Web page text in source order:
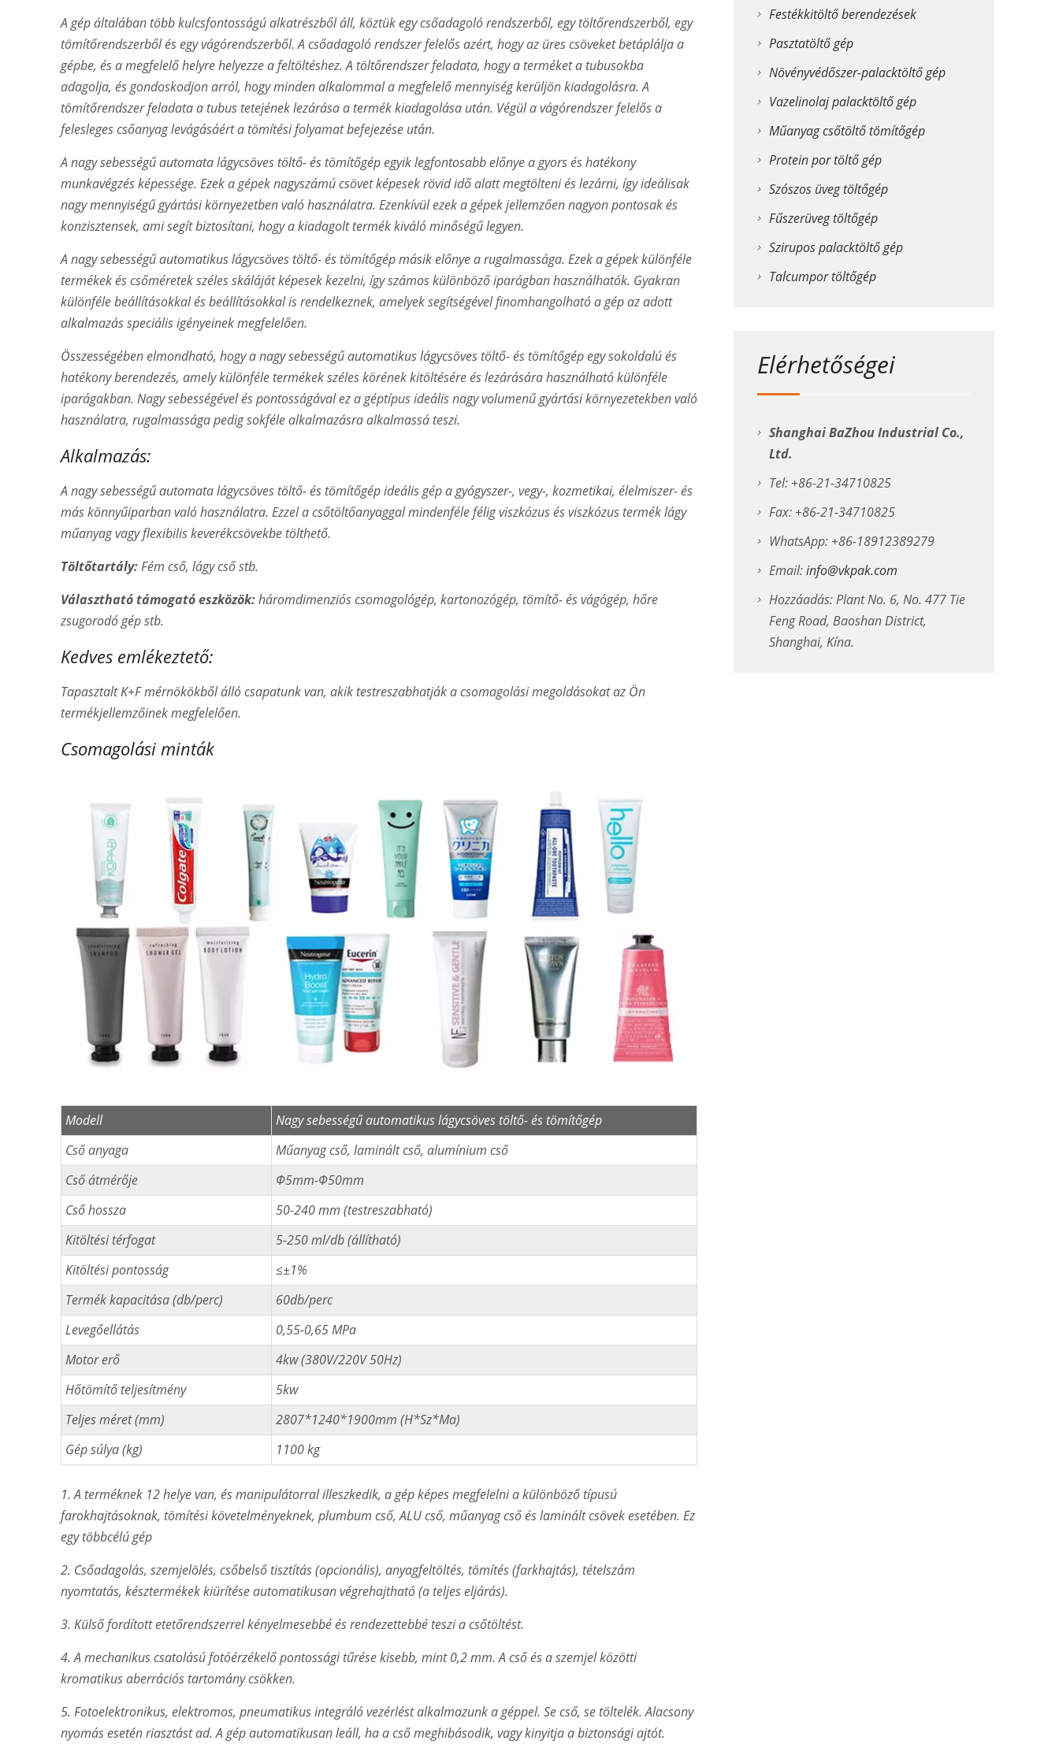
A gép általában több kulcsfontosságú alkatrészből áll, köztük egy csőadagoló rendszerből, egy töltőrendszerből, egy
tömítőrendszerből és egy vágórendszerből. A csőadagoló rendszer felelős azért, hogy az üres csöveket betáplálja a
gépbe, és a megfelelő helyre helyezze a feltöltéshez. A töltőrendszer feladata, hogy a terméket a tubusokba
adagolja, és gondoskodjon arról, hogy minden alkalommal a megfelelő mennyiség kerüljön kiadagolásra. A
tömítőrendszer feladata a tubus tetejének lezárása a termék kiadagolása után. Végül a vágórendszer felelős a
felesleges csőanyag levágásáért a tömítési folyamat befejezése után.
A nagy sebességű automata lágycsöves töltő- és tömítőgép egyik legfontosabb előnye a gyors és hatékony
munkavégzés képessége. Ezek a gépek nagyszámú csövet képesek rövid idő alatt megtölteni és lezárni, így ideálisak
nagy mennyiségű gyártási környezetben való használatra. Ezenkívül ezek a gépek jellemzően nagyon pontosak és
konzisztensek, ami segít biztosítani, hogy a kiadagolt termék kiváló minőségű legyen.
A nagy sebességű automatikus lágycsöves töltő- és tömítőgép másik előnye a rugalmassága. Ezek a gépek különféle
termékek és csőméretek széles skáláját képesek kezelni, így számos különböző iparágban használhatók. Gyakran
különféle beállításokkal és beállításokkal is rendelkeznek, amelyek segítségével finomhangolható a gép az adott
alkalmazás speciális igényeinek megfelelően.
Összességében elmondható, hogy a nagy sebességű automatikus lágycsöves töltő- és tömítőgép egy sokoldalú és
hatékony berendezés, amely különféle termékek széles körének kitöltésére és lezárására használható különféle
iparágakban. Nagy sebességével és pontosságával ez a géptípus ideális nagy volumenű gyártási környezetekben való
használatra, rugalmassága pedig sokféle alkalmazásra alkalmassá teszi.
Alkalmazás:
A nagy sebességű automata lágycsöves töltő- és tömítőgép ideális gép a gyógyszer-, vegy-, kozmetikai, élelmiszer- és
más könnyűiparban való használatra. Ezzel a csőtöltőanyaggal mindenféle félig viszkózus és viszkózus termék lágy
műanyag vagy flexibilis keverékcsövekbe tölthető.
Töltőtartály:Fém cső, lágy cső stb.
Választható támogató eszközök:háromdimenziós csomagológép, kartonozógép, tömítő- és vágógép, hőre
zsugorodó gép stb.
Kedves emlékeztető:
Tapasztalt K+F mérnökökből álló csapatunk van, akik testreszabhatják a csomagolási megoldásokat az Ön
termékjellemzőinek megfelelően.
Csomagolási minták
Modell
Nagy sebességű automatikus lágycsöves töltő- és tömítőgép
Cső anyaga
Műanyag cső, laminált cső, alumínium cső
Cső átmérője
Φ5mm-Φ50mm
Cső hossza
50-240 mm (testreszabható)
Kitöltési térfogat
5-250 ml/db (állítható)
Kitöltési pontosság
≤±1%
Termék kapacitása (db/perc)
60db/perc
Levegőellátás
0,55-0,65 MPa
Motor erő
4kw (380V/220V 50Hz)
Hőtömítő teljesítmény
5kw
Teljes méret (mm)
2807*1240*1900mm (H*Sz*Ma)
Gép súlya (kg)
1100 kg
1. A terméknek 12 helye van, és manipulátorral illeszkedik, a gép képes megfelelni a különböző típusú
farokhajtásoknak, tömítési követelményeknek, plumbum cső, ALU cső, műanyag cső és laminált csövek esetében. Ez
egy többcélú gép
2. Csőadagolás, szemjelölés, csőbelső tisztítás (opcionális), anyagfeltöltés, tömítés (farkhajtás), tételszám
nyomtatás, késztermékek kiürítése automatikusan végrehajtható (a teljes eljárás).
3. Külső fordított etetőrendszerrel kényelmesebbé és rendezettebbé teszi a csőtöltést.
4. A mechanikus csatolású fotóérzékelő pontossági tűrése kisebb, mint 0,2 mm. A cső és a szemjel közötti
kromatikus aberrációs tartomány csökken.
5. Fotoelektronikus, elektromos, pneumatikus integráló vezérlést alkalmazunk a géppel. Se cső, se töltelék. Alacsony
nyomás esetén riasztást ad. A gép automatikusan leáll, ha a cső meghibásodik, vagy kinyitja a biztonsági ajtót.
Festékkitöltő berendezések
Pasztatöltő gép
Növényvédőszer-palacktöltő gép
Vazelinolaj palacktöltő gép
Műanyag csőtöltő tömítőgép
Protein por töltő gép
Szószos üveg töltőgép
Fűszerüveg töltőgép
Szirupos palacktöltő gép
Talcumpor töltőgép
Elérhetőségei
Shanghai BaZhou Industrial Co.,
Ltd.
Tel: +86-21-34710825
Fax: +86-21-34710825
WhatsApp: +86-18912389279
Email:info@vkpak.com
Hozzáadás: Plant No. 6, No. 477 Tie
Feng Road, Baoshan District,
Shanghai, Kína.